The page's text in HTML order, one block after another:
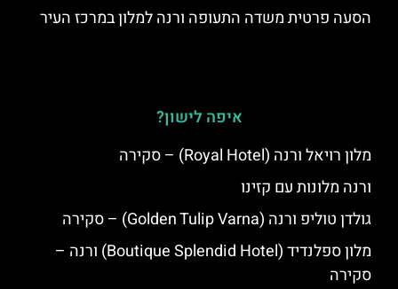
הסעה פרטית משדה התעופה ורנה למלון במרכז העיר
איפה לישון?
מלון רויאל ורנה (Royal Hotel) – סקירה
ורנה מלונות עם קזינו
גולדן טוליפ ורנה (Golden Tulip Varna) – סקירה
מלון ספלנדיד (Boutique Splendid Hotel) ורנה –
סקירה